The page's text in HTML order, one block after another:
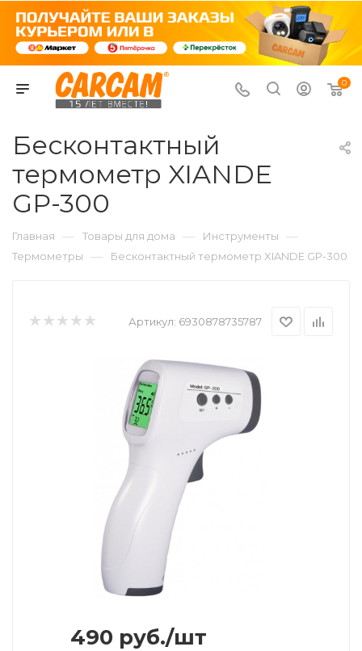
0
Бесконтактный
термометр XIANDE
GP-300
Главная — Товары для дома — Инструменты —
Термометры — Бесконтактный термометр XIANDE GP-300
Артикул: 6930878735787
490 руб./шт